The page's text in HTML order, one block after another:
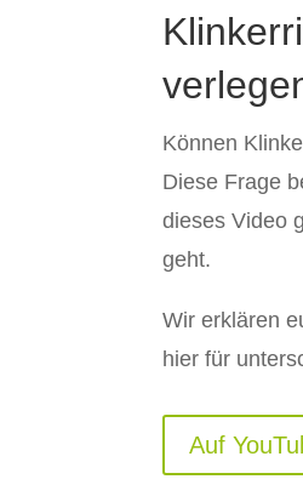
Können
Diese Frage
dieses Video
geht.
Wir erklären
hier für
Auf